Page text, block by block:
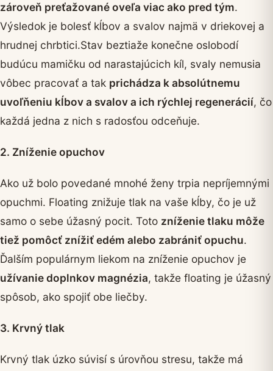
zároveň preťažované oveľa viac ako pred tým.
Výsledok je bolesť kĺbov a svalov najmä v driekovej a
hrudnej chrbtici.Stav beztiaže konečne oslobodí
budúcu mamičku od narastajúcich kíl, svaly nemusia
vôbec pracovať a tak prichádza k absolútnemu
uvoľňeniu kĺbov a svalov a ich rýchlej regenerácií, čo
každá jedna z nich s radosťou odceňuje.
2. Zníženie opuchov
Ako už bolo povedané mnohé ženy trpia nepríjemnými
opuchmi. Floating znižuje tlak na vaše kĺby, čo je už
samo o sebe úžasný pocit. Toto zníženie tlaku môže
tiež pomôcť znížiť edém alebo zabrániť opuchu.
Ďalším populárnym liekom na zníženie opuchov je
užívanie doplnkov magnézia, takže floating je úžasný
spôsob, ako spojiť obe liečby.
3. Krvný tlak
Krvný tlak úzko súvisí s úrovňou stresu, takže má